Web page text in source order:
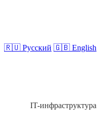
🇷🇺 Русский 🇬🇧 English
IT-